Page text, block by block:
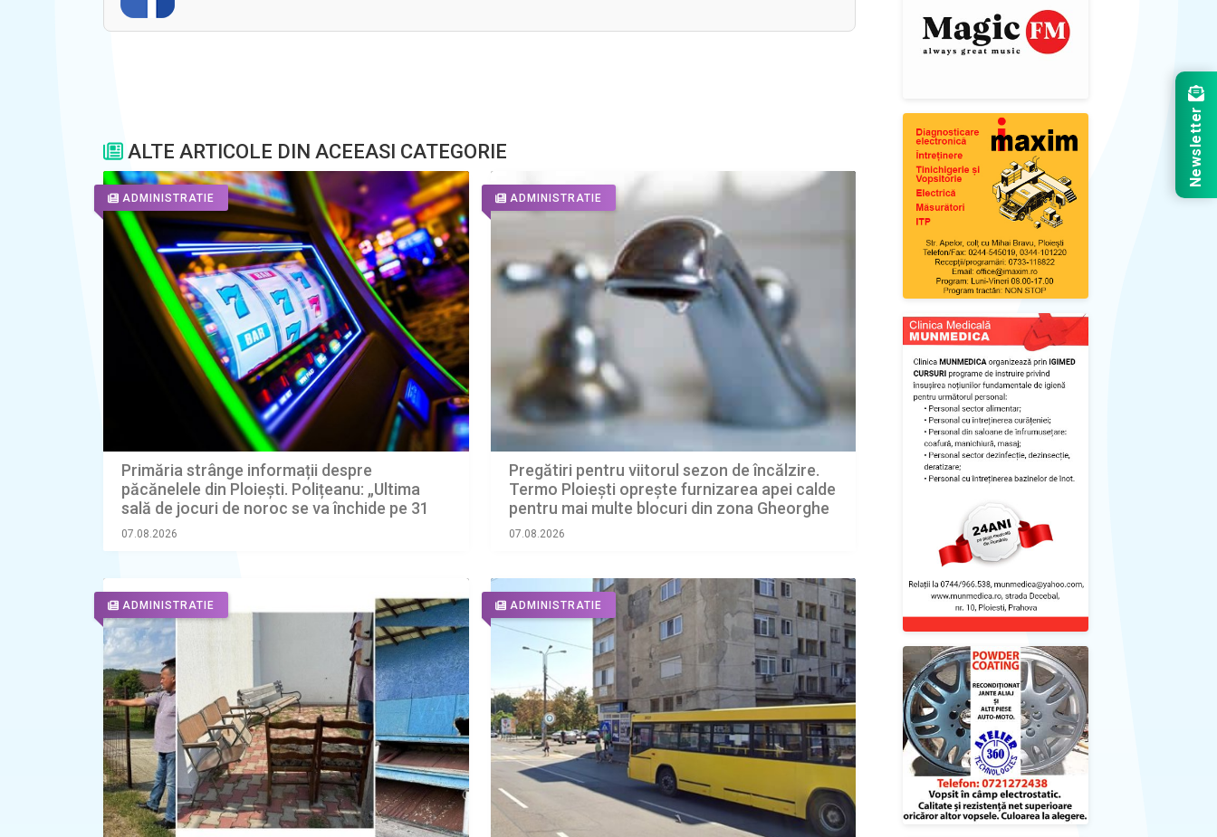
ALTE ARTICOLE DIN ACEEASI CATEGORIE
ADMINISTRATIE
Primăria strânge informații despre
păcănelele din Ploiești. Polițeanu: „Ultima
sală de jocuri de noroc se va închide pe 31
ianuarie 2027”
07.08.2026
ADMINISTRATIE
Pregătiri pentru viitorul sezon de încălzire.
Termo Ploiești oprește furnizarea apei calde
pentru mai multe blocuri din zona Gheorghe
Doja
07.08.2026
ADMINISTRATIE ADMINISTRATIE
Newsletter